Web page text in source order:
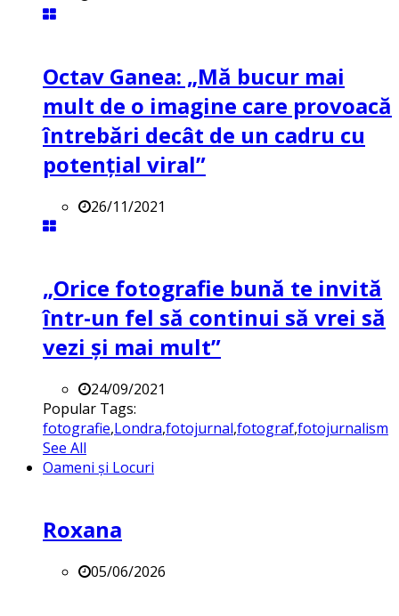
Octav Ganea: „Mă bucur mai
mult de o imagine care provoacă
întrebări decât de un cadru cu
potenţial viral”
26/11/2021
„Orice fotografie bună te invită
într-un fel să continui să vrei să
vezi și mai mult”
24/09/2021
Popular Tags:
fotografie,Londra,fotojurnal,fotograf,fotojurnalism
See All
Oameni și Locuri
Roxana
05/06/2026